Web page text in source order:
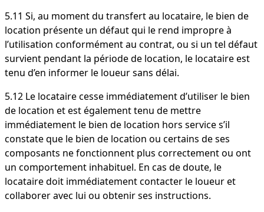
5.11 Si, au moment du transfert au locataire, le bien de
location présente un défaut qui le rend impropre à
l’utilisation conformément au contrat, ou si un tel défaut
survient pendant la période de location, le locataire est
tenu d’en informer le loueur sans délai.
5.12 Le locataire cesse immédiatement d’utiliser le bien
de location et est également tenu de mettre
immédiatement le bien de location hors service s’il
constate que le bien de location ou certains de ses
composants ne fonctionnent plus correctement ou ont
un comportement inhabituel. En cas de doute, le
locataire doit immédiatement contacter le loueur et
collaborer avec lui ou obtenir ses instructions.